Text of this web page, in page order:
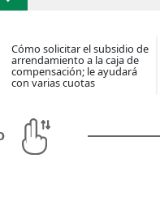
Cómo solicitar el subsidio de
arrendamiento a la caja de
compensación; le ayudará
con varias cuotas